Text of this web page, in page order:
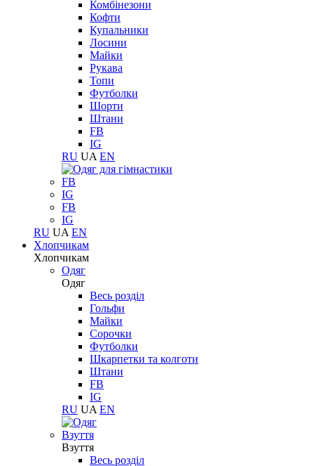
Комбінезони
Кофти
Купальники
Лосини
Майки
Рукава
Топи
Футболки
Шорти
Штани
FB
IG
RU UA EN
FB
IG
FB
IG
RU UA EN
Хлопчикам
Хлопчикам
Одяг
Одяг
Весь розділ
Гольфи
Майки
Сорочки
Футболки
Шкарпетки та колготи
Штани
FB
IG
RU UA EN
Взуття
Взуття
Весь розділ